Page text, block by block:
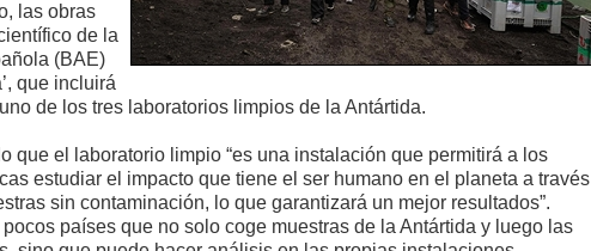
las obras
de la
(BAE)
que incluirá
de los tres laboratorios limpios de la Antártida.
que el laboratorio limpio “es una instalación que permitirá a los
estudiar el impacto que tiene el ser humano en el planeta a través
sin contaminación, lo que garantizará un mejor resultados”.
países que no solo coge muestras de la Antártida y luego las